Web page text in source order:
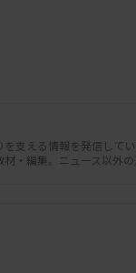
支える情報を発信して
・編集。ニュース以外